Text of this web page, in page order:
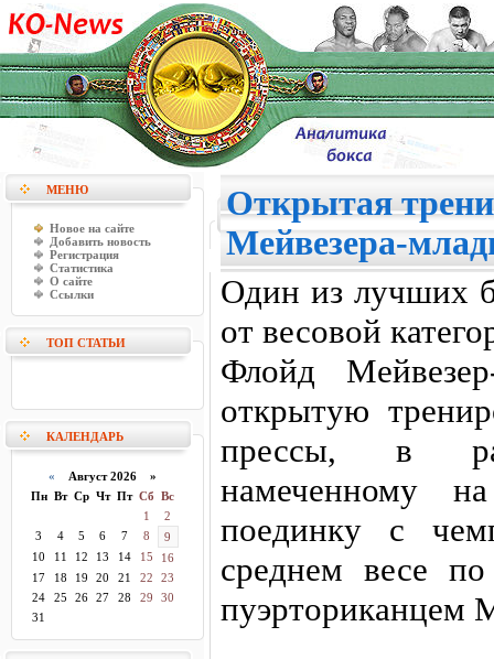
МЕНЮ
Новое на сайте
Добавить новость
Регистрация
Статистика
О сайте
Ссылки
ТОП СТАТЬИ
КАЛЕНДАРЬ
« Август 2026 »
Пн Вт Ср Чт Пт Сб Вс
1
2
3
4 5 6 7 8
9
10
11 12 13 14 15
16
17
18 19 20 21 22
23
24
25 26 27 28 29
30
31
Открытая
Мейвезера-
Один из лучших
от весовой
Флойд
открытую
прессы, в
намеченному
поединку с
среднем весе
пуэрториканцем